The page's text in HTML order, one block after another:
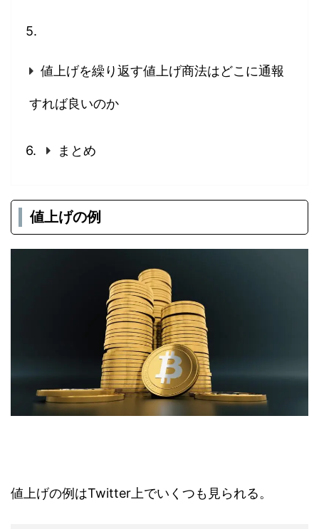
値上げを繰り返す値上げ商法はどこに通報
すれば良いのか
まとめ
値上げの例
値上げの例はTwitter上でいくつも見られる。